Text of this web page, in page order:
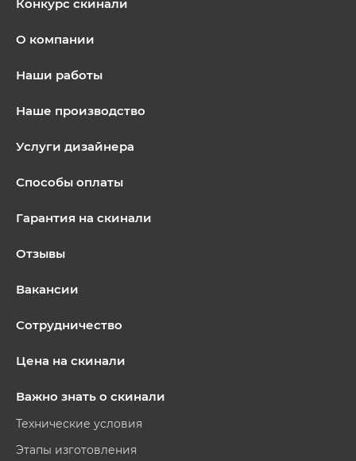
Конкурс скинали
О компании
Наши работы
Наше производство
Услуги дизайнера
Способы оплаты
Гарантия на скинали
Отзывы
Вакансии
Сотрудничество
Цена на скинали
Важно знать о скинали
Технические условия
Этапы изготовления